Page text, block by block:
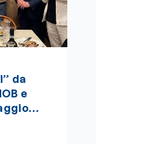
da
e